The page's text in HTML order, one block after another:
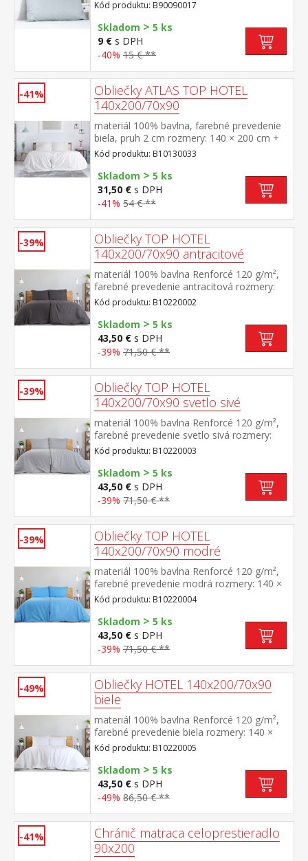
Kód produktu: B90090017
Skladom > 5 ks
9 € s DPH
-40% 15 € **
-41%
Obliečky ATLAS TOP HOTEL
140x200/70x90
materiál 100% bavlna, farebné prevedenie
biela, pruh 2 cm rozmery: 140 × 200 cm +
70 × 90 cm odolné, nezrážavá úprava,
hotelový uzáver prateľné do 60 °C
Kód produktu: B10130033
Skladom > 5 ks
31,50 € s DPH
-41% 54 € **
-39%
Obliečky TOP HOTEL
140x200/70x90 antracitové
materiál 100% bavlna Renforcé 120 g/m²,
farebné prevedenie antracitová rozmery:
140 × 200 cm + 70 × 90 cm pevné, odolné,
stálofarebné, nezrážavá úprava, hotelový
uzáver prateľné do 60 °C
Kód produktu: B10220002
Skladom > 5 ks
43,50 € s DPH
-39% 71,50 € **
-39%
Obliečky TOP HOTEL
140x200/70x90 svetlo sivé
materiál 100% bavlna Renforcé 120 g/m²,
farebné prevedenie svetlo sivá rozmery:
140 × 200 cm + 70 × 90 cm pevné, odolné,
stálofarebné, nezrážavá úprava, hotelový
uzáver prateľné do 60 °C
Kód produktu: B10220003
Skladom > 5 ks
43,50 € s DPH
-39% 71,50 € **
-39%
Obliečky TOP HOTEL
140x200/70x90 modré
materiál 100% bavlna Renforcé 120 g/m²,
farebné prevedenie modrá rozmery: 140 ×
200 cm + 70 × 90 cm pevné, odolné,
stálofarebné, nezrážavá úprava, hotelový
uzáver prateľné do 60 °C
Kód produktu: B10220004
Skladom > 5 ks
43,50 € s DPH
-39% 71,50 € **
-49%
Obliečky HOTEL 140x200/70x90
biele
materiál 100% bavlna Renforcé 120 g/m²,
farebné prevedenie biela rozmery: 140 ×
200 cm + 70 × 90 cm pevné, odolné,
stálofarebné, nezrážavá úprava, hotelový
uzáver prateľné do 60 °C
Kód produktu: B10220005
Skladom > 5 ks
43,50 € s DPH
-49% 86,50 € **
-41%
Chránič matraca celoprestieradlo
90x200